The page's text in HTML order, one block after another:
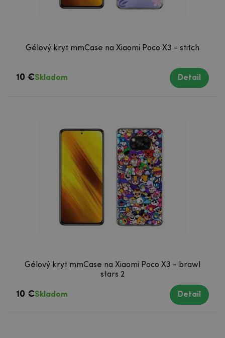
Gélový kryt mmCase na Xiaomi Poco X3 - stitch
10 €Skladom Detail
Gélový kryt mmCase na Xiaomi Poco X3 - brawl
stars 2
10 €Skladom Detail